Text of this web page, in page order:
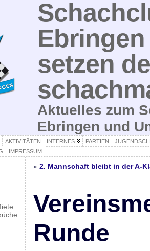
setzen
Aktuelles zum
Ebringen und
AKTIVITÄTEN INTERNES PARTIEN
IMPRESSUM
« 2. Mannschaft bleibt in der A-
Runde